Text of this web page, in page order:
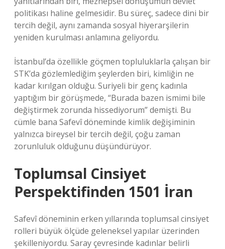
politikası haline gelmesidir. Bu süreç, sadece dini bir
tercih değil, aynı zamanda sosyal hiyerarşilerin
yeniden kurulması anlamına geliyordu.
İstanbul’da özellikle göçmen topluluklarla çalışan bir
STK’da gözlemlediğim şeylerden biri, kimliğin ne
kadar kırılgan olduğu. Suriyeli bir genç kadınla
yaptığım bir görüşmede, “Burada bazen ismimi bile
değiştirmek zorunda hissediyorum” demişti. Bu
cümle bana Safevî döneminde kimlik değişiminin
yalnızca bireysel bir tercih değil, çoğu zaman
zorunluluk olduğunu düşündürüyor.
Toplumsal Cinsiyet
Perspektifinden 1501 İran
Safevî döneminin erken yıllarında toplumsal cinsiyet
rolleri büyük ölçüde geleneksel yapılar üzerinden
şekilleniyordu. Saray çevresinde kadınlar belirli